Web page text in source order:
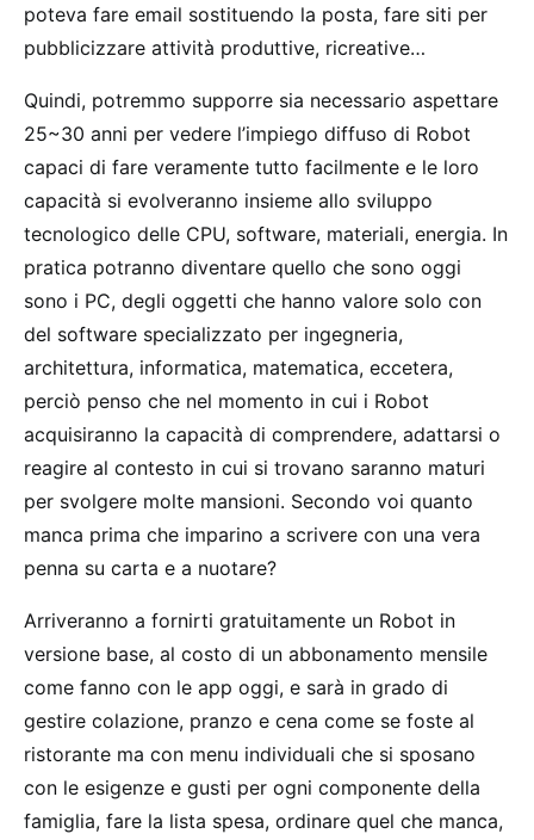
poteva fare email sostituendo la posta, fare siti per
pubblicizzare attività produttive, ricreative…
Quindi, potremmo supporre sia necessario aspettare
25~30 anni per vedere l’impiego diffuso di Robot
capaci di fare veramente tutto facilmente e le loro
capacità si evolveranno insieme allo sviluppo
tecnologico delle CPU, software, materiali, energia. In
pratica potranno diventare quello che sono oggi
sono i PC, degli oggetti che hanno valore solo con
del software specializzato per ingegneria,
architettura, informatica, matematica, eccetera,
perciò penso che nel momento in cui i Robot
acquisiranno la capacità di comprendere, adattarsi o
reagire al contesto in cui si trovano saranno maturi
per svolgere molte mansioni. Secondo voi quanto
manca prima che imparino a scrivere con una vera
penna su carta e a nuotare?
Arriveranno a fornirti gratuitamente un Robot in
versione base, al costo di un abbonamento mensile
come fanno con le app oggi, e sarà in grado di
gestire colazione, pranzo e cena come se foste al
ristorante ma con menu individuali che si sposano
con le esigenze e gusti per ogni componente della
famiglia, fare la lista spesa, ordinare quel che manca,